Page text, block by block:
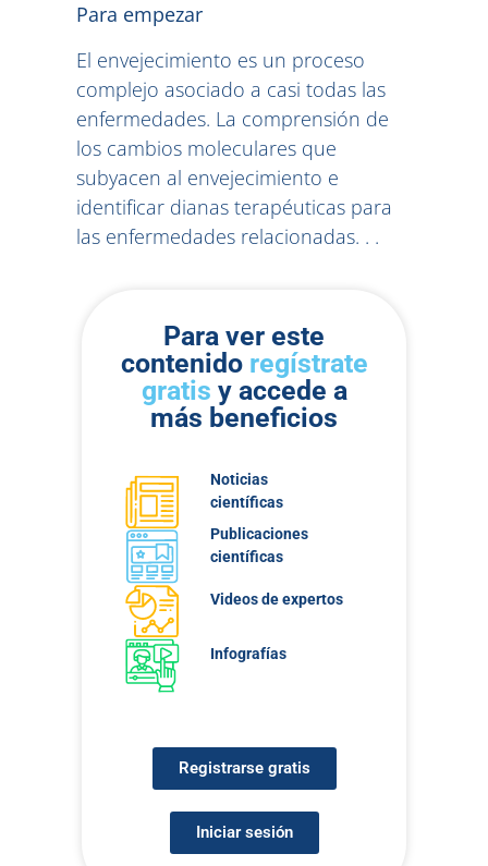
Para empezar
El envejecimiento es un proceso
complejo asociado a casi todas las
enfermedades. La comprensión de
los cambios moleculares que
subyacen al envejecimiento e
identificar dianas terapéuticas para
las enfermedades relacionadas. . .
Para ver este
contenido regístrate
gratis y accede a
más beneficios
Noticias
científicas
Publicaciones
científicas
Videos de expertos
Infografías
Registrarse gratis
Iniciar sesión